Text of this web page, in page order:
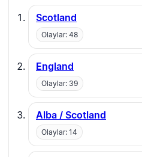
Scotland
Olaylar: 48
England
Olaylar: 39
Alba / Scotland
Olaylar: 14